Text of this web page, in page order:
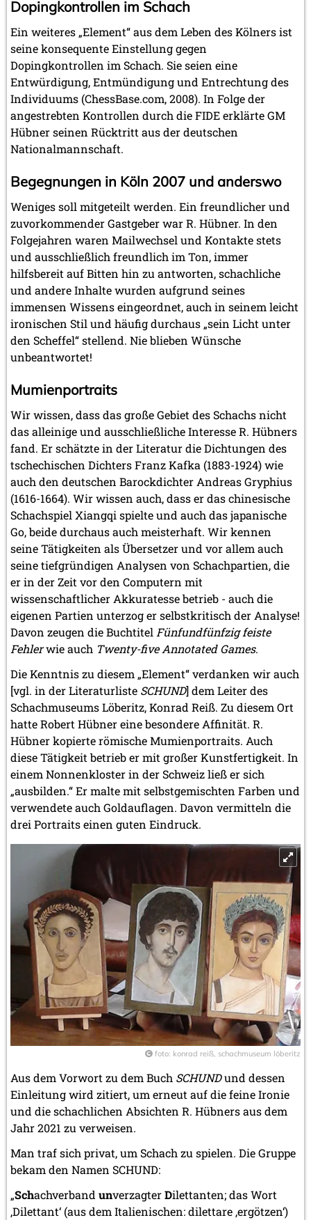
Dopingkontrollen im Schach
Ein weiteres „Element“ aus dem Leben des Kölners ist
seine konsequente Einstellung gegen
Dopingkontrollen im Schach. Sie seien eine
Entwürdigung, Entmündigung und Entrechtung des
Individuums (ChessBase.com, 2008). In Folge der
angestrebten Kontrollen durch die FIDE erklärte GM
Hübner seinen Rücktritt aus der deutschen
Nationalmannschaft.
Begegnungen in Köln 2007 und anderswo
Weniges soll mitgeteilt werden. Ein freundlicher und
zuvorkommender Gastgeber war R. Hübner. In den
Folgejahren waren Mailwechsel und Kontakte stets
und ausschließlich freundlich im Ton, immer
hilfsbereit auf Bitten hin zu antworten, schachliche
und andere Inhalte wurden aufgrund seines
immensen Wissens eingeordnet, auch in seinem leicht
ironischen Stil und häufig durchaus „sein Licht unter
den Scheffel“ stellend. Nie blieben Wünsche
unbeantwortet!
Mumienportraits
Wir wissen, dass das große Gebiet des Schachs nicht
das alleinige und ausschließliche Interesse R. Hübners
fand. Er schätzte in der Literatur die Dichtungen des
tschechischen Dichters Franz Kafka (1883-1924) wie
auch den deutschen Barockdichter Andreas Gryphius
(1616-1664). Wir wissen auch, dass er das chinesische
Schachspiel Xiangqi spielte und auch das japanische
Go, beide durchaus auch meisterhaft. Wir kennen
seine Tätigkeiten als Übersetzer und vor allem auch
seine tiefgründigen Analysen von Schachpartien, die
er in der Zeit vor den Computern mit
wissenschaftlicher Akkuratesse betrieb - auch die
eigenen Partien unterzog er selbstkritisch der Analyse!
Davon zeugen die Buchtitel Fünfundfünfzig feiste
Fehlerwie auch Twenty-five Annotated Games.
Die Kenntnis zu diesem „Element“ verdanken wir auch
[vgl. in der Literaturliste SCHUND] dem Leiter des
Schachmuseums Löberitz, Konrad Reiß. Zu diesem Ort
hatte Robert Hübner eine besondere Affinität. R.
Hübner kopierte römische Mumienportraits. Auch
diese Tätigkeit betrieb er mit großer Kunstfertigkeit. In
einem Nonnenkloster in der Schweiz ließ er sich
„ausbilden.“ Er malte mit selbstgemischten Farben und
verwendete auch Goldauflagen. Davon vermitteln die
drei Portraits einen guten Eindruck.
foto: konrad reiß, schachmuseum löberitz
Aus dem Vorwort zu dem Buch SCHUNDund dessen
Einleitung wird zitiert, um erneut auf die feine Ironie
und die schachlichen Absichten R. Hübners aus dem
Jahr 2021 zu verweisen.
Man traf sich privat, um Schach zu spielen. Die Gruppe
bekam den Namen SCHUND:
„Schachverband unverzagterDilettanten; das Wort
‚Dilettant‘ (aus dem Italienischen: dilettare ‚ergötzen‘)